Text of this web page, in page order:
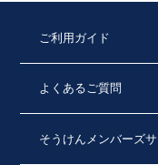
ご利用ガイド
よくあるご質問
そうけんメンバーズ